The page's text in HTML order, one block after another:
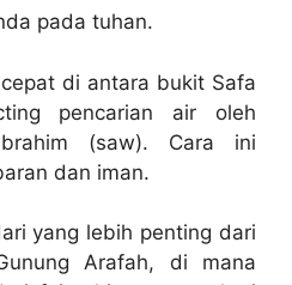
pada tuhan.
di antara bukit Safa
pencarian air oleh
(saw). Cara ini
dan iman.
yang lebih penting dari
Arafah, di mana